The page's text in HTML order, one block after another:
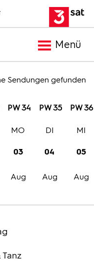
Menü
Meldungen
Programm
Trailer
Bilder
Sendungen gefunden
PW 34 PW 35 PW 36
03
Aug
MO
04
Aug
DI
05
Aug
MI
Tanz